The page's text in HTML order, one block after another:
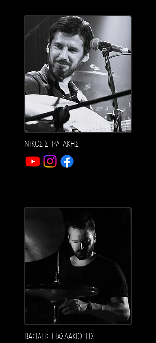
ΝΙΚΟΣ ΣΤΡΑΤΑΚΗΣ
ΒΑΣΙΛΗΣ ΓΙΑΣΛΑΚΙΩΤΗΣ